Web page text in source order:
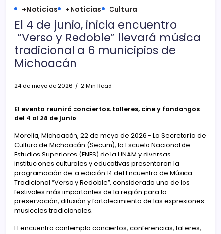
+Noticias +Noticias Cultura
El 4 de junio, inicia encuentro
“Verso y Redoble” llevará música
tradicional a 6 municipios de
Michoacán
24 de mayo de 2026 2 Min Read
El evento reunirá conciertos, talleres, cine y fandangos
del 4 al 28 de junio
Morelia, Michoacán, 22 de mayo de 2026.- La Secretaría de
Cultura de Michoacán (Secum), la Escuela Nacional de
Estudios Superiores (ENES) de la UNAM y diversas
instituciones culturales y educativas presentaron la
programación de la edición 14 del Encuentro de Música
Tradicional “Verso y Redoble”, considerado uno de los
festivales más importantes de la región para la
preservación, difusión y fortalecimiento de las expresiones
musicales tradicionales.
El encuentro contempla conciertos, conferencias, talleres,